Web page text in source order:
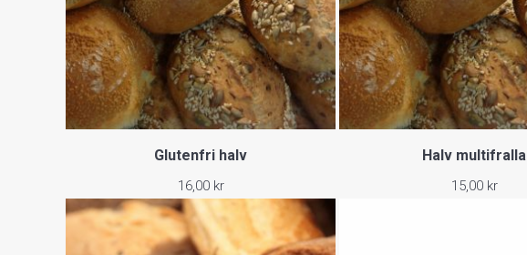
Glutenfri halv
16,00 kr
Halv multifralla
15,00 kr